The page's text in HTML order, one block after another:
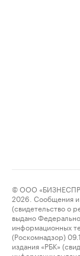
© ООО
2026. Сообщения и
(свидетельство о
выдано
информационных
(Роскомнадзор)
издания «РБК»